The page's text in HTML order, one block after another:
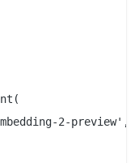
2-preview',